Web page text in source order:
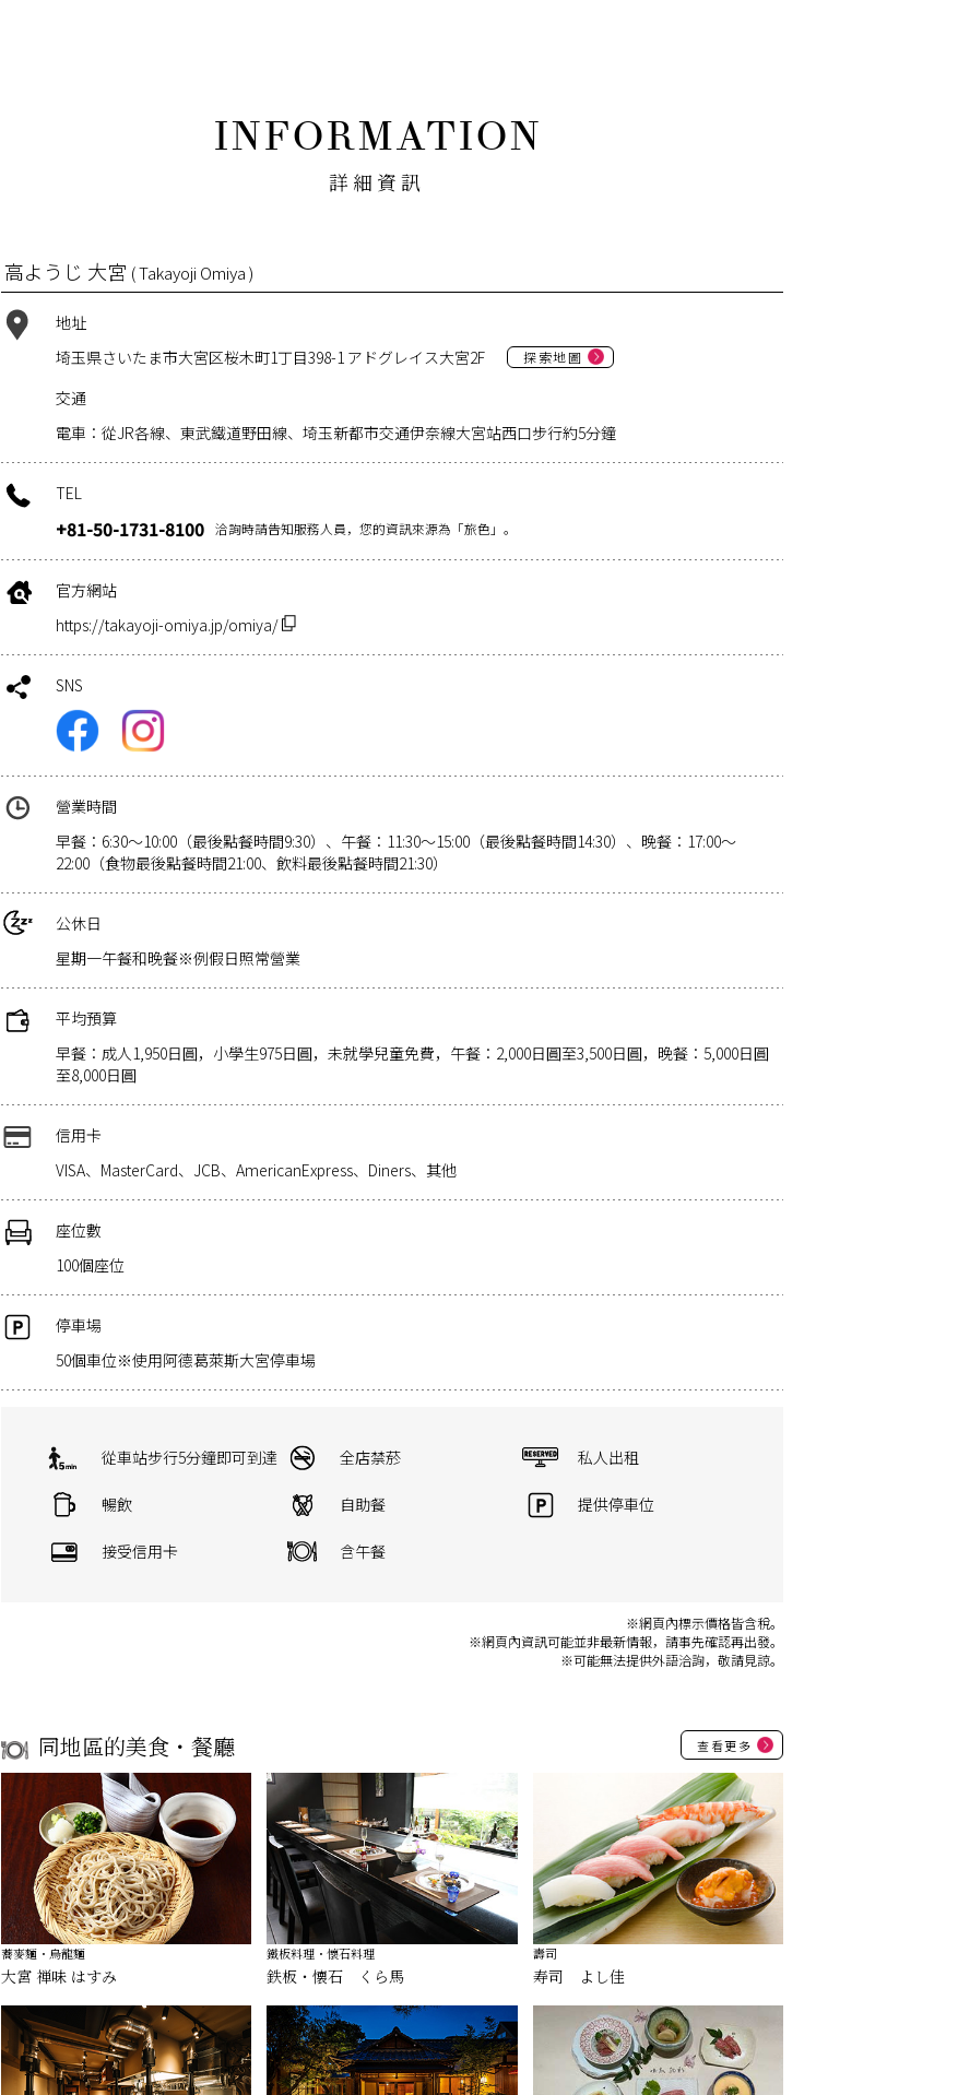
詳細資訊
高ようじ 大宮 ( Takayoji Omiya )
地址
埼玉県さいたま市大宮区桜木町1丁目398-1 アドグレイス大宮2F
探索地圖
交通
電車：從JR各線、東武鐵道野田線、埼玉新都市交通伊奈線大宮站西口步行約5分鐘
TEL
+81-50-1731-8100 洽詢時請告知服務人員，您的資訊來源為「旅色」。
官方網站
https://takayoji-omiya.jp/omiya/
SNS
營業時間
早餐：6:30～10:00（最後點餐時間9:30）、午餐：11:30～15:00（最後點餐時間14:30）、晚餐：17:00～
22:00（食物最後點餐時間21:00、飲料最後點餐時間21:30）
公休日
星期一午餐和晚餐※例假日照常營業
平均預算
早餐：成人1,950日圓，小學生975日圓，未就學兒童免費，午餐：2,000日圓至3,500日圓，晚餐：5,000日圓
至8,000日圓
信用卡
VISA、MasterCard、JCB、AmericanExpress、Diners、其他
座位數
100個座位
停車場
50個車位※使用阿德葛萊斯大宮停車場
從車站步行5分鐘即可到達 全店禁菸 私人出租
暢飲 自助餐 提供停車位
接受信用卡 含午餐
※網頁內標示價格皆含稅。
※網頁內資訊可能並非最新情報，請事先確認再出發。
※可能無法提供外語洽詢，敬請見諒。
同地區的美食・餐廳 查看更多
蕎麥麵・烏龍麵
大宮 禅味 はすみ
鐵板料理・懷石料理
鉄板・懐石 くら馬
壽司
寿司 よし佳